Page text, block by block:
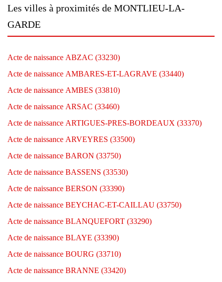
Les villes à proximités de MONTLIEU-LA-
GARDE
Acte de naissance ABZAC (33230)
Acte de naissance AMBARES-ET-LAGRAVE (33440)
Acte de naissance AMBES (33810)
Acte de naissance ARSAC (33460)
Acte de naissance ARTIGUES-PRES-BORDEAUX (33370)
Acte de naissance ARVEYRES (33500)
Acte de naissance BARON (33750)
Acte de naissance BASSENS (33530)
Acte de naissance BERSON (33390)
Acte de naissance BEYCHAC-ET-CAILLAU (33750)
Acte de naissance BLANQUEFORT (33290)
Acte de naissance BLAYE (33390)
Acte de naissance BOURG (33710)
Acte de naissance BRANNE (33420)